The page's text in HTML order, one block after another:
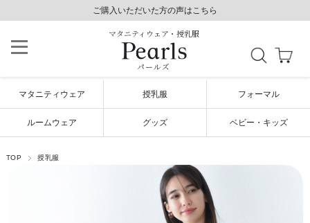
ご購入いただいた方の声はこちら
8,800円以上で送料無料/土日祝も発送（年末年始除く）
ご購入いただいた方の声はこちら
8,800円以上で送料無料/土日祝も発送（年末年始除く）
マタニティウェア・授乳服
パールズ
マタニティウェア 授乳服 フォーマル
ルームウェア グッズ ベビー・キッズ
TOP 授乳服